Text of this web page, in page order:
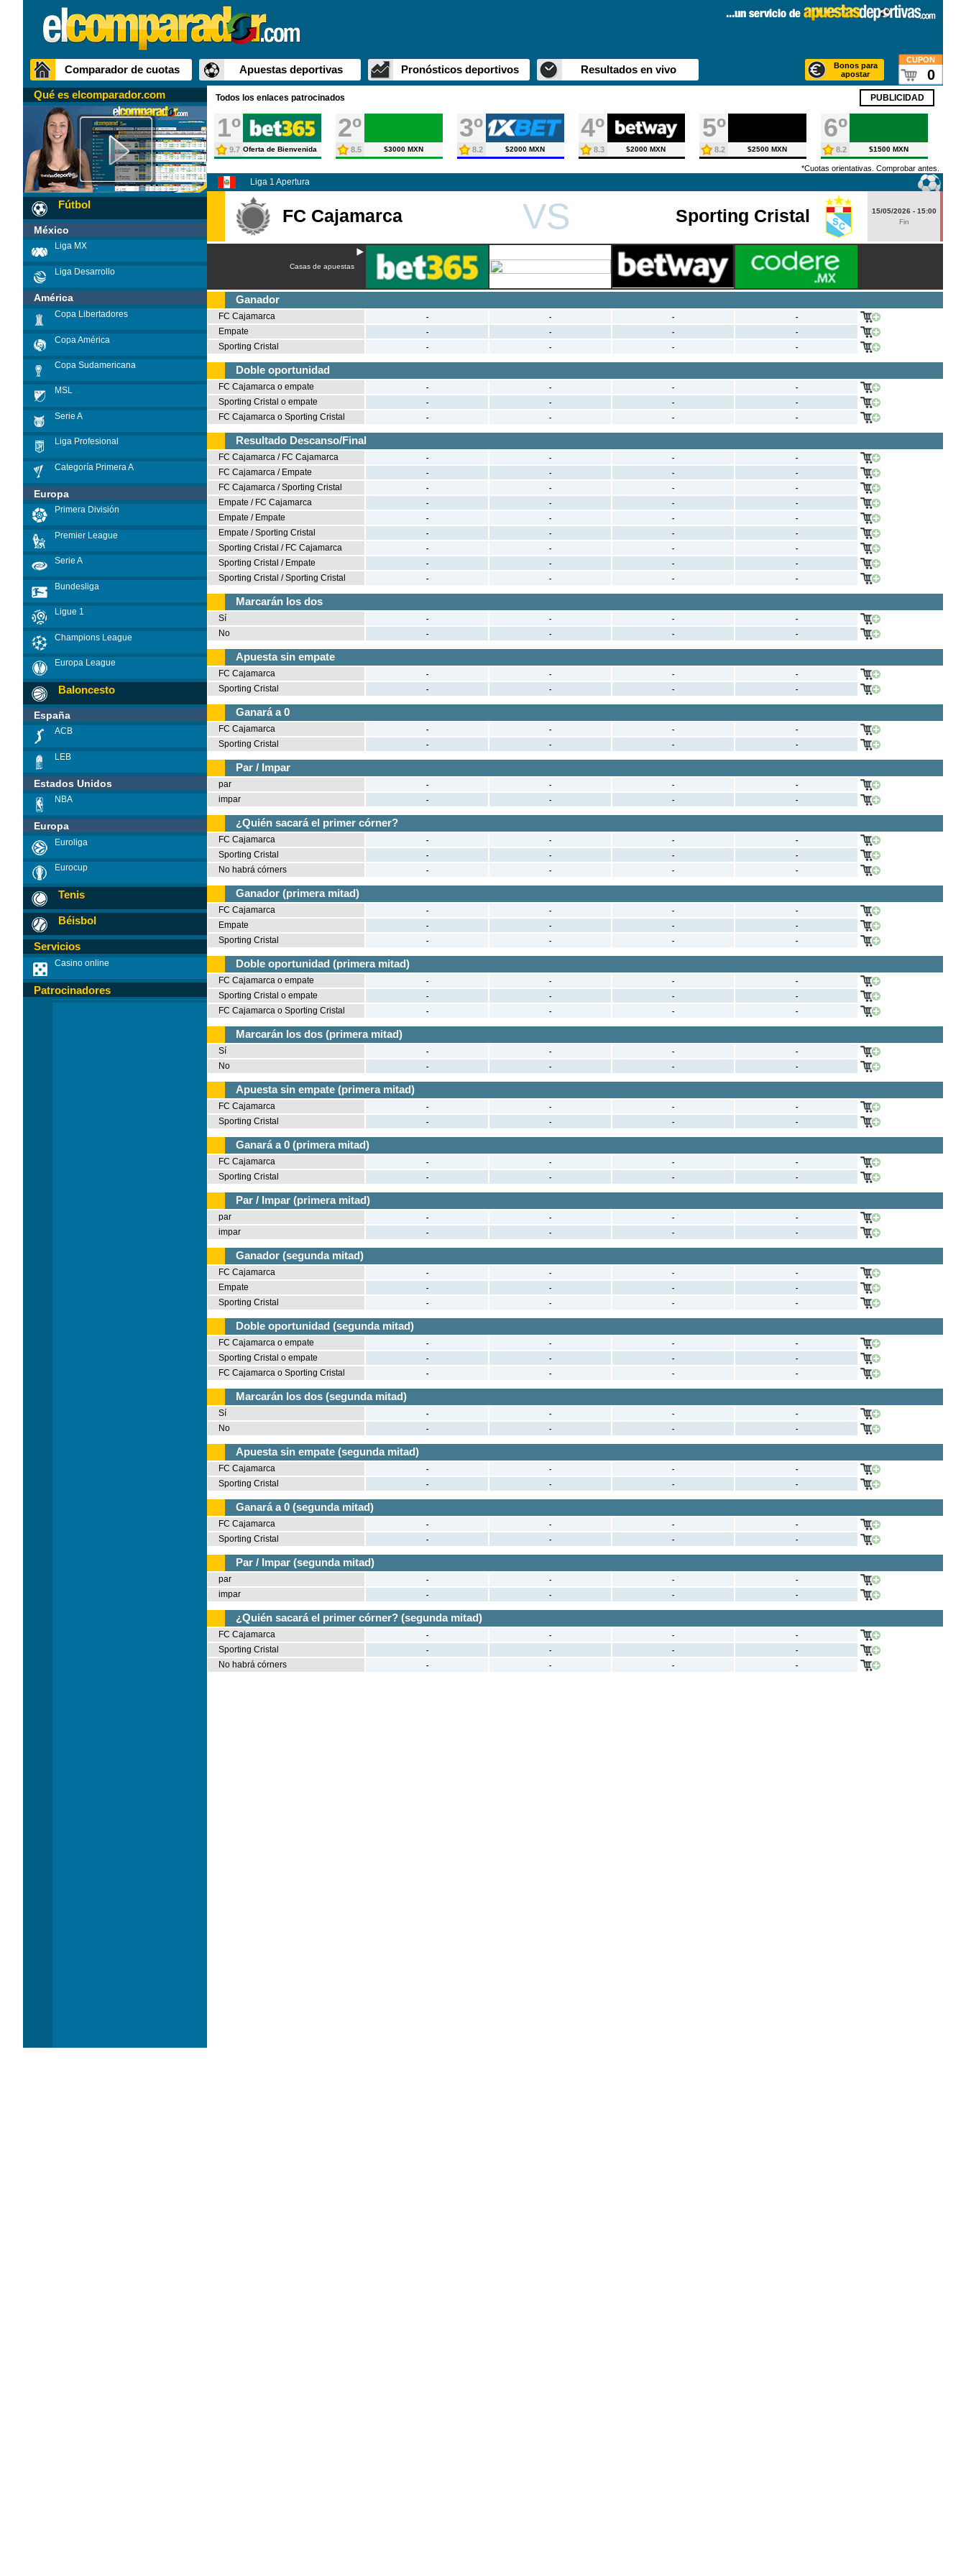
Comparador de cuotas Apuestas deportivas Pronósticos deportivos Resultados en vivo
CUPON
0
Bonos para
apostar
Qué es elcomparador.com
Fútbol
México
Liga MX
Liga Desarrollo
América
Copa Libertadores
Copa América
Copa Sudamericana
MSL
Serie A
Liga Profesional
Categoría Primera A
Europa
Primera División
Premier League
Serie A
Bundesliga
Ligue 1
Champions League
Europa League
Baloncesto
España
ACB
LEB
Estados Unidos
NBA
Europa
Euroliga
Eurocup
Tenis
Béisbol
Servicios
Casino online
Patrocinadores
Todos los enlaces patrocinados PUBLICIDAD
1º
9.7 Oferta de Bienvenida
2º
8.5 $3000 MXN
3º
8.2 $2000 MXN
4º
8.3 $2000 MXN
5º
8.2 $2500 MXN
6º
8.2 $1500 MXN
*Cuotas orientativas. Comprobar antes.
Liga 1 Apertura
FC Cajamarca VS Sporting Cristal
15/05/2026 - 15:00
Fin
Casas de apuestas
Ganador
FC Cajamarca
Empate
Sporting Cristal
- - -
-
-
- -
-
-
- - -
Doble oportunidad
FC Cajamarca o empate
Sporting Cristal o empate
FC Cajamarca o Sporting Cristal
- - -
-
-
- -
-
-
- - -
Resultado Descanso/Final
FC Cajamarca / FC Cajamarca
FC Cajamarca / Empate
FC Cajamarca / Sporting Cristal
Empate / FC Cajamarca
Empate / Empate
Empate / Sporting Cristal
Sporting Cristal / FC Cajamarca
Sporting Cristal / Empate
Sporting Cristal / Sporting Cristal
- - -
-
-
- -
-
-
- -
-
-
- -
-
-
- -
-
-
- -
-
-
- -
-
-
- -
-
-
- - -
Marcarán los dos
Sí
No
- - -
-
-
- - -
Apuesta sin empate
FC Cajamarca
Sporting Cristal
- - -
-
-
- - -
Ganará a 0
FC Cajamarca
Sporting Cristal
- - -
-
-
- - -
Par / Impar
par
impar
- - -
-
-
- - -
¿Quién sacará el primer córner?
FC Cajamarca
Sporting Cristal
No habrá córners
- - -
-
-
- -
-
-
- - -
Ganador (primera mitad)
FC Cajamarca
Empate
Sporting Cristal
- - -
-
-
- -
-
-
- - -
Doble oportunidad (primera mitad)
FC Cajamarca o empate
Sporting Cristal o empate
FC Cajamarca o Sporting Cristal
- - -
-
-
- -
-
-
- - -
Marcarán los dos (primera mitad)
Sí
No
- - -
-
-
- - -
Apuesta sin empate (primera mitad)
FC Cajamarca
Sporting Cristal
- - -
-
-
- - -
Ganará a 0 (primera mitad)
FC Cajamarca
Sporting Cristal
- - -
-
-
- - -
Par / Impar (primera mitad)
par
impar
- - -
-
-
- - -
Ganador (segunda mitad)
FC Cajamarca
Empate
Sporting Cristal
- - -
-
-
- -
-
-
- - -
Doble oportunidad (segunda mitad)
FC Cajamarca o empate
Sporting Cristal o empate
FC Cajamarca o Sporting Cristal
- - -
-
-
- -
-
-
- - -
Marcarán los dos (segunda mitad)
Sí
No
- - -
-
-
- - -
Apuesta sin empate (segunda mitad)
FC Cajamarca
Sporting Cristal
- - -
-
-
- - -
Ganará a 0 (segunda mitad)
FC Cajamarca
Sporting Cristal
- - -
-
-
- - -
Par / Impar (segunda mitad)
par
impar
- - -
-
-
- - -
¿Quién sacará el primer córner? (segunda mitad)
FC Cajamarca
Sporting Cristal
No habrá córners
- - -
-
-
- -
-
-
- - -